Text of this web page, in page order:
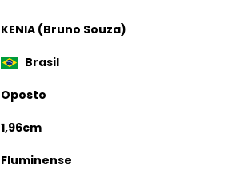
KENIA (Bruno Souza)
Brasil
Oposto
1,96cm
Fluminense